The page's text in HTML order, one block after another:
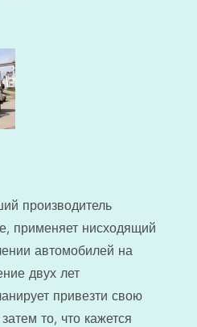
производитель
применяет нисходящий
автомобилей на
двух лет
привезти свою
то, что кажется